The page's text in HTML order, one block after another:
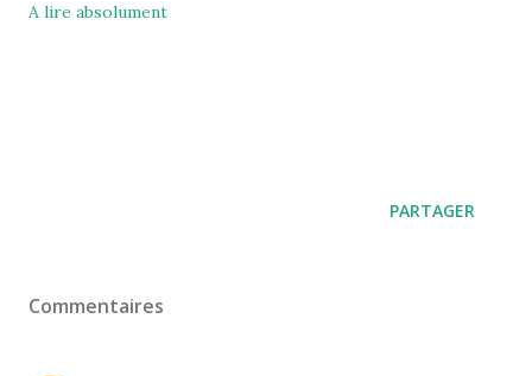
A lire absolument
PARTAGER
Commentaires